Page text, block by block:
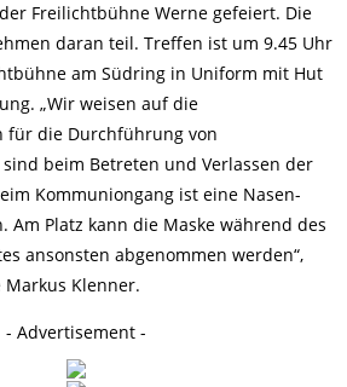
Freilichtbühne Werne gefeiert. Die
daran teil. Treffen ist um 9.45 Uhr
am Südring in Uniform mit Hut
„Wir weisen auf die
für die Durchführung von
beim Betreten und Verlassen der
Kommuniongang ist eine Nasen-
Am Platz kann die Maske während des
ansonsten abgenommen werden“,
Klenner.
- Advertisement -